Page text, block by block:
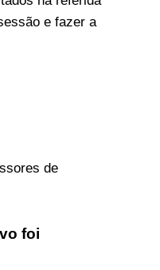
e fazer a
de
foi